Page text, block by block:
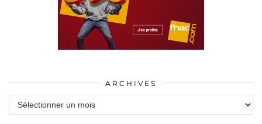
ARCHIVES
Archives